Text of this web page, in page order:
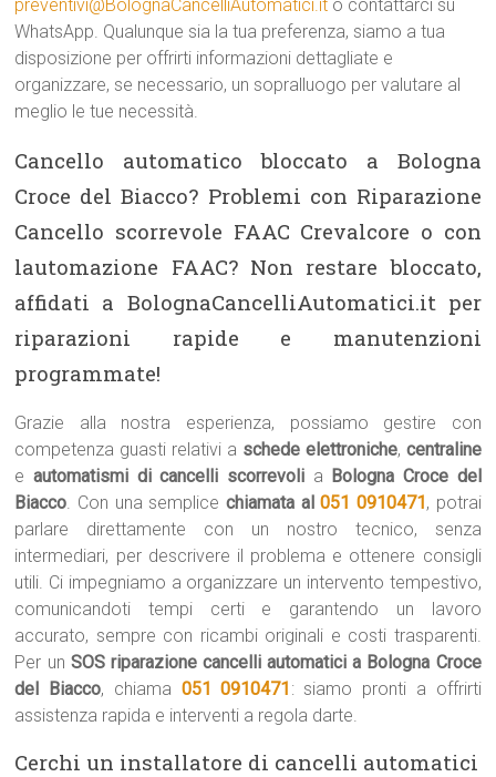
preventivi@BolognaCancelliAutomatici.it o contattarci su
WhatsApp. Qualunque sia la tua preferenza, siamo a tua
disposizione per offrirti informazioni dettagliate e
organizzare, se necessario, un sopralluogo per valutare al
meglio le tue necessità.
Cancello automatico bloccato a Bologna
Croce del Biacco? Problemi con Riparazione
Cancello scorrevole FAAC Crevalcore o con
lautomazione FAAC? Non restare bloccato,
affidati a BolognaCancelliAutomatici.it per
riparazioni rapide e manutenzioni
programmate!
Grazie alla nostra esperienza, possiamo gestire con
competenza guasti relativi a schede elettroniche, centraline
eautomatismi di cancelli scorrevoli a Bologna Croce del
Biacco. Con una semplice chiamata al051 0910471, potrai
parlare direttamente con un nostro tecnico, senza
intermediari, per descrivere il problema e ottenere consigli
utili. Ci impegniamo a organizzare un intervento tempestivo,
comunicandoti tempi certi e garantendo un lavoro
accurato, sempre con ricambi originali e costi trasparenti.
Per un SOS riparazione cancelli automatici a Bologna Croce
del Biacco, chiama 051 0910471 : siamo pronti a offrirti
assistenza rapida e interventi a regola darte.
Cerchi un installatore di cancelli automatici